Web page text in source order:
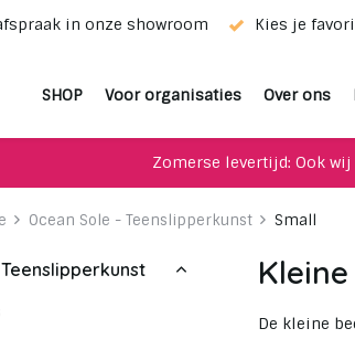
met de keuze-service! Unieke
SHOP Voor organisaties Over ons
Zomerse levertijd: Ook
Ocean Sole - Teenslipperkunst Small
De kleine